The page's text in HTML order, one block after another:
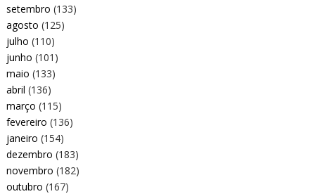
setembro (133)
agosto (125)
julho (110)
junho (101)
maio (133)
abril (136)
março (115)
fevereiro (136)
janeiro (154)
dezembro (183)
novembro (182)
outubro (167)